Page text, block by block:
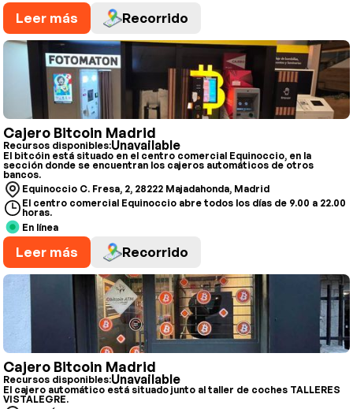
Leer más Recorrido
Cajero Bitcoin Madrid
Recursos disponibles:Unavailable
El bitcóin está situado en el centro comercial Equinoccio, en la
sección donde se encuentran los cajeros automáticos de otros
bancos.
Equinoccio C. Fresa, 2, 28222 Majadahonda, Madrid
El centro comercial Equinoccio abre todos los días de 9.00 a 22.00
horas.
En línea
Leer más Recorrido
Cajero Bitcoin Madrid
Recursos disponibles:Unavailable
El cajero automático está situado junto al taller de coches TALLERES
VISTALEGRE.